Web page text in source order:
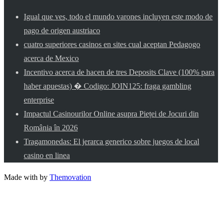
Igual que ves, todo el mundo varones incluyen este modo de
pago de origen austriaco
cuatro superiores casinos en sites cual aceptan Pedagogo
acerca de Mexico
Incentivo acerca de hacen de tres Deposits Clave (100% para
haber apuestas) � Codigo: JOIN125: fraga gambling
enterprise
Impactul Casinourilor Online asupra Pieței de Jocuri din
România în 2026
Tragamonedas: El jerarca generico sobre juegos de local
casino en linea
Made with by Themovation